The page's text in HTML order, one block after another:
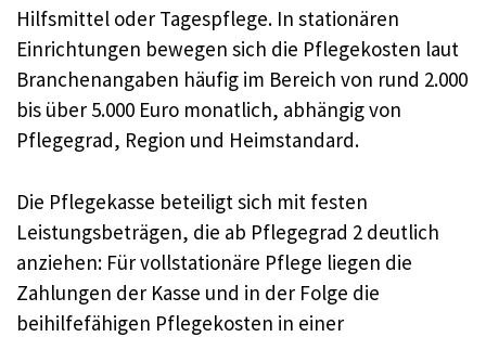
Hilfsmittel oder Tagespflege. In stationären
Einrichtungen bewegen sich die Pflegekosten laut
Branchenangaben häufig im Bereich von rund 2.000
bis über 5.000 Euro monatlich, abhängig von
Pflegegrad, Region und Heimstandard.​
Die Pflegekasse beteiligt sich mit festen
Leistungsbeträgen, die ab Pflegegrad 2 deutlich
anziehen: Für vollstationäre Pflege liegen die
Zahlungen der Kasse und in der Folge die
beihilfefähigen Pflegekosten in einer